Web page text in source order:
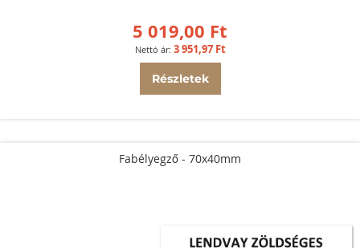
5 019,00 Ft
3 951,97 Ft
Részletek
Fabélyegző - 70x40mm